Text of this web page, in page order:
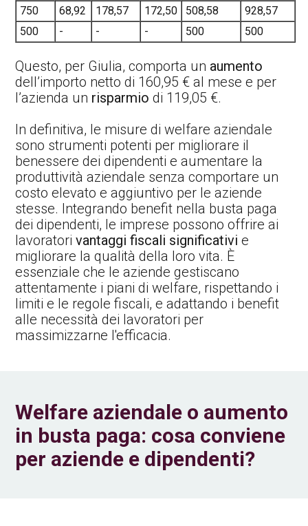
750 68,92 178,57 172,50 508,58
928,57
500
- - - 500 500
Questo, per Giulia, comporta un aumento
dell’importo netto di 160,95 € al mese e per
l’azienda un risparmio di 119,05 €.
In definitiva, le misure di welfare aziendale
sono strumenti potenti per migliorare il
benessere dei dipendenti e aumentare la
produttività aziendale senza comportare un
costo elevato e aggiuntivo per le aziende
stesse. Integrando benefit nella busta paga
dei dipendenti, le imprese possono offrire ai
lavoratorivantaggi fiscali significativi e
migliorare la qualità della loro vita. È
essenziale che le aziende gestiscano
attentamente i piani di welfare, rispettando i
limiti e le regole fiscali, e adattando i benefit
alle necessità dei lavoratori per
massimizzarne l'efficacia.
Welfare aziendale o aumento
in busta paga: cosa conviene
per aziende e dipendenti?